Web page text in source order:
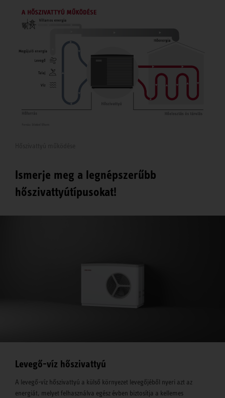
Ismerje meg a legnépszerűbb
hőszivattyútípusokat!
Levegő-víz hőszivattyú
A levegő-víz hőszivattyú a külső környezet levegőjéből nyeri azt az
energiát, melyet felhasználva egész évben biztosítja a kellemes